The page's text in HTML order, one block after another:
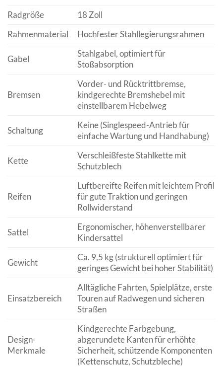
Radgröße
18 Zoll
Rahmenmaterial
Hochfester Stahllegierungsrahmen
Gabel
Stahlgabel, optimiert für
Stoßabsorption
Bremsen
Vorder- und Rücktrittbremse,
kindgerechte Bremshebel mit
einstellbarem Hebelweg
Schaltung
Keine (Singlespeed-Antrieb für
einfache Wartung und Handhabung)
Kette
Verschleißfeste Stahlkette mit
Schutzblech
Reifen
Luftbereifte Reifen mit leichtem Profil
für gute Traktion und geringen
Rollwiderstand
Sattel
Ergonomischer, höhenverstellbarer
Kindersattel
Gewicht
Ca. 9,5 kg (strukturell optimiert für
geringes Gewicht bei hoher Stabilität)
Einsatzbereich
Alltägliche Fahrten, Spielplätze, erste
Touren auf Radwegen und sicheren
Straßen
Design-
Merkmale
Kindgerechte Farbgebung,
abgerundete Kanten für erhöhte
Sicherheit, schützende Komponenten
(Kettenschutz, Schutzbleche)